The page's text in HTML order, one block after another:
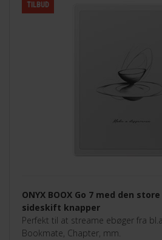
TILBUD
ONYX BOOX Go 7 med den
sideskift knapper
Perfekt til at streame ebøger fra
Bookmate, Chapter, mm.